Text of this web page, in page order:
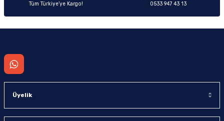
Tüm Türkiye’ye Kargo! 0533 947 43 13
Üyelik